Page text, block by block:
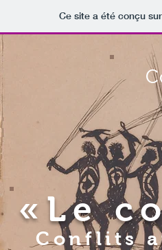
Ce site a été conçu
«Le
Conflits